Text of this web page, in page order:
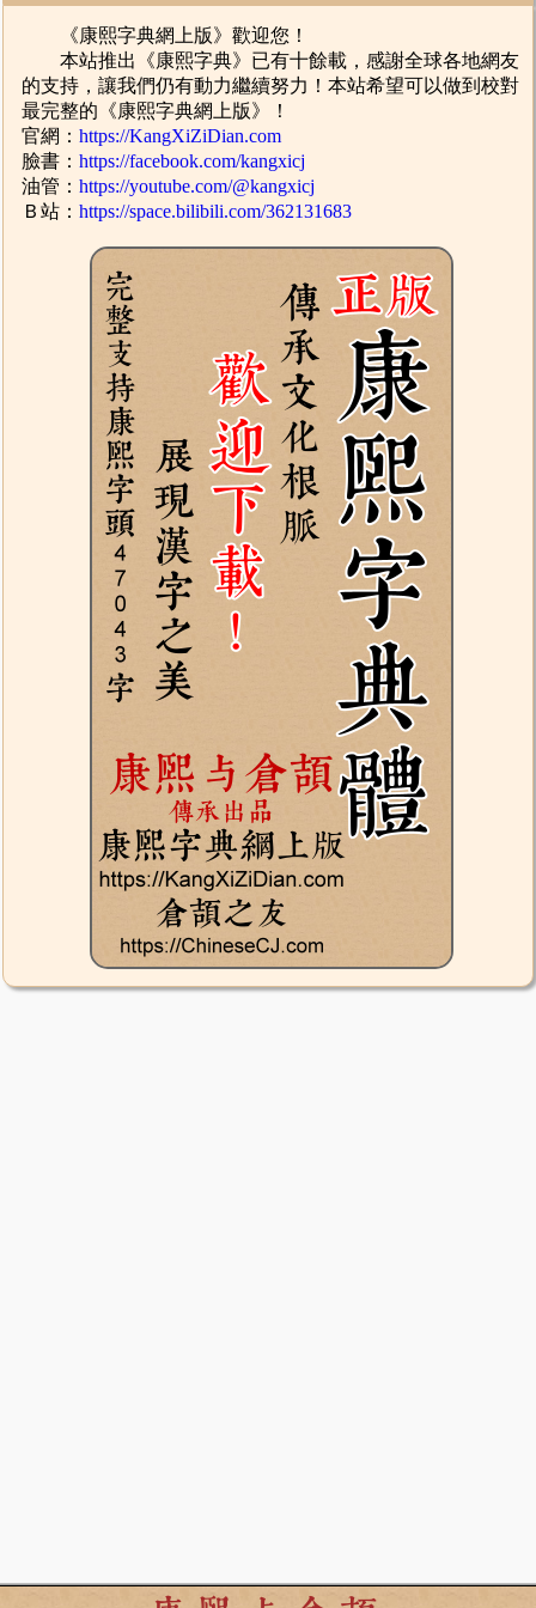
《康熙字典網上版》歡迎您！
本站推出《康熙字典》已有十餘載，感謝全球各地網友
的支持，讓我們仍有動力繼續努力！本站希望可以做到校對
最完整的《康熙字典網上版》！
官網：https://KangXiZiDian.com
臉書：https://facebook.com/kangxicj
油管：https://youtube.com/@kangxicj
Ｂ站：https://space.bilibili.com/362131683